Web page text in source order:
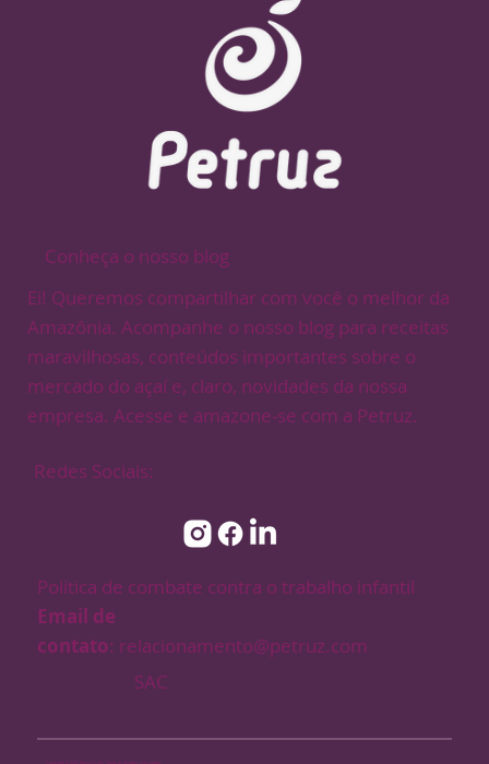
Conheça o nosso blog
Ei! Queremos compartilhar com você o melhor da
Amazônia. Acompanhe o nosso blog para receitas
maravilhosas, conteúdos importantes sobre o
mercado do açaí e, claro, novidades da nossa
empresa. Acesse e amazone-se com a Petruz.
Redes Sociais:
Política de combate contra o trabalho infantil
Email de
contato: relacionamento@petruz.com
SAC
Copyright © 2025 Petruz Fruity. Todos os direitos reservados.